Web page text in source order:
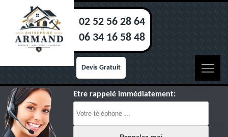
02 52 56 28 64
06 34 16 58 48
Devis Gratuit
Etre rappelé immédiatement: